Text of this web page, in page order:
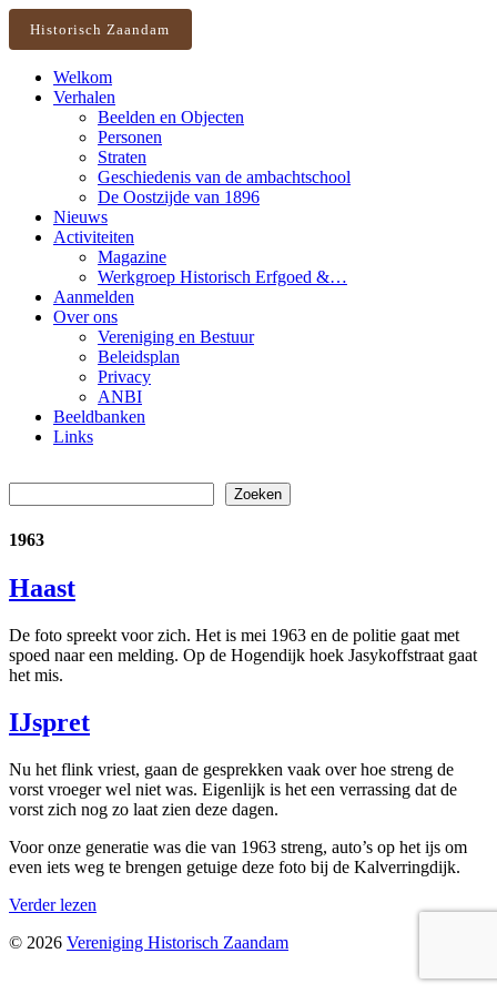
Historisch Zaandam
Welkom
Verhalen
Beelden en Objecten
Personen
Straten
Geschiedenis van de ambachtschool
De Oostzijde van 1896
Nieuws
Activiteiten
Magazine
Werkgroep Historisch Erfgoed &…
Aanmelden
Over ons
Vereniging en Bestuur
Beleidsplan
Privacy
ANBI
Beeldbanken
Links
Zoeken
1963
Haast
De foto spreekt voor zich. Het is mei 1963 en de politie gaat met
spoed naar een melding. Op de Hogendijk hoek Jasykoffstraat gaat
het mis.
IJspret
Nu het flink vriest, gaan de gesprekken vaak over hoe streng de
vorst vroeger wel niet was. Eigenlijk is het een verrassing dat de
vorst zich nog zo laat zien deze dagen.
Voor onze generatie was die van 1963 streng, auto’s op het ijs om
even iets weg te brengen getuige deze foto bij de Kalverringdijk.
Verder lezen
© 2026 Vereniging Historisch Zaandam